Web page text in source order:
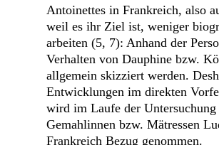
Antoinettes in Frankreich, also
weil es ihr Ziel ist, weniger
arbeiten (5, 7): Anhand der
Verhalten von Dauphine bzw.
allgemein skizziert werden.
Entwicklungen im direkten
wird im Laufe der
Gemahlinnen bzw. Mätressen
Frankreich Bezug genommen.